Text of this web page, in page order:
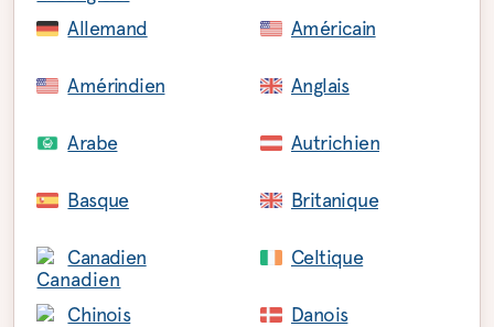
Allemand Américain
Amérindien Anglais
Arabe Autrichien
Basque Britanique
Canadien Celtique
Chinois Danois